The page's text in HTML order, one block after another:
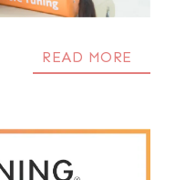
READ MORE